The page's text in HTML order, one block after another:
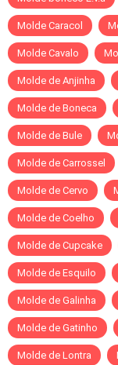
Molde Caracol
Molde Cavalo
Molde de Anjinha
Molde de Boneca
Molde de Bule
Molde de Carrossel
Molde de Cervo
Molde de Coelho
Molde de Cupcake
Molde de Esquilo
Molde de Galinha
Molde de Gatinho
Molde de Lontra